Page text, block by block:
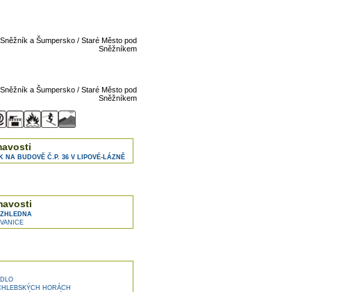
a Šumpersko / Staré Město pod
Sněžníkem
a Šumpersko / Staré Město pod
Sněžníkem
NA BUDOVĚ Č.P. 36 V LIPOVÉ-LÁZNĚ
HORÁCH